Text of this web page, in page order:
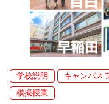
学校説明 キャンパス
模擬授業